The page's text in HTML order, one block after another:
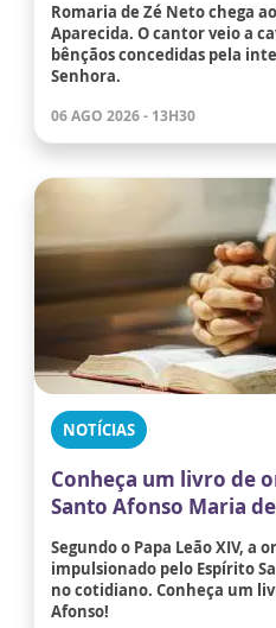
Romaria de Zé Neto chega
Aparecida. O cantor veio a
bênçãos concedidas pela
Senhora.
06 AGO 2026 - 13H30
NOTÍCIAS
Conheça um livro de
Santo Afonso Maria
Segundo o Papa Leão XIV, a
impulsionado pelo Espírito
no cotidiano. Conheça um
Afonso!